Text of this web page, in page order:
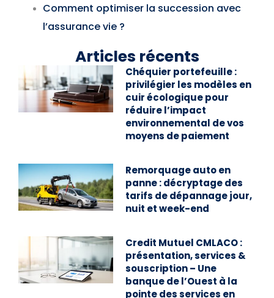
Comment optimiser la succession avec
l’assurance vie ?
Articles récents
Chéquier portefeuille :
privilégier les modèles en
cuir écologique pour
réduire l’impact
environnemental de vos
moyens de paiement
Remorquage auto en
panne : décryptage des
tarifs de dépannage jour,
nuit et week-end
Credit Mutuel CMLACO :
présentation, services &
souscription – Une
banque de l’Ouest à la
pointe des services en